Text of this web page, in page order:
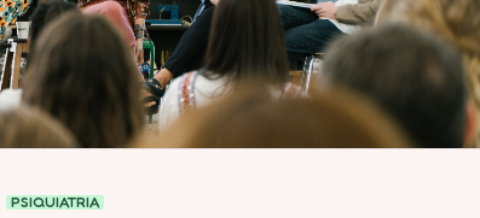
PSIQUIATRIA